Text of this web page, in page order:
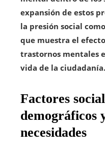
expansión de estos
la presión social
que muestra el
trastornos mentales
vida de la ciudadanía.
Factores
demográficos
necesidades